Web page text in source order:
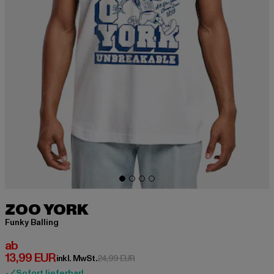
ZOO YORK
Funky Balling
ab
13,99 EUR
Derzeitiger Preis: ab 13,99 EUR
inkl. MwSt.24,99 EURAktionspreis: 24,99 EUR